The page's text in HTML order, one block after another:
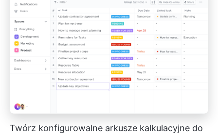
Twórz konfigurowalne arkusze kalkulacyjne do